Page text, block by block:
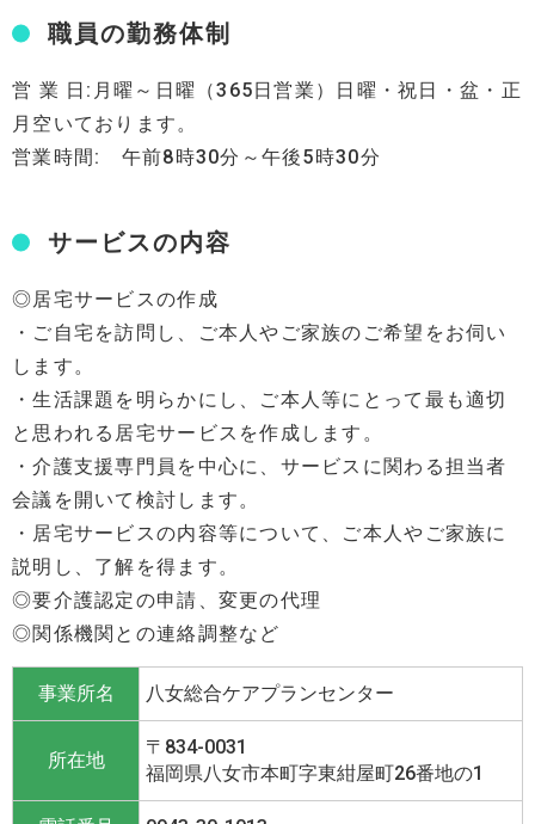
職員の勤務体制
営 業 日:月曜～日曜（365日営業）日曜・祝日・盆・正
月空いております。
営業時間: 午前8時30分～午後5時30分
サービスの内容
◎居宅サービスの作成
・ご自宅を訪問し、ご本人やご家族のご希望をお伺い
します。
・生活課題を明らかにし、ご本人等にとって最も適切
と思われる居宅サービスを作成します。
・介護支援専門員を中心に、サービスに関わる担当者
会議を開いて検討します。
・居宅サービスの内容等について、ご本人やご家族に
説明し、了解を得ます。
◎要介護認定の申請、変更の代理
◎関係機関との連絡調整など
事業所名 八女総合ケアプランセンター
所在地
〒834-0031
福岡県八女市本町字東紺屋町26番地の1